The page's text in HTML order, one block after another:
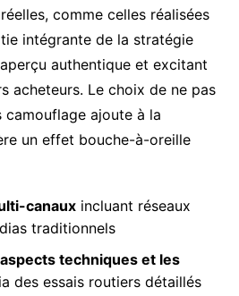
comme celles réalisées
intégrante de la stratégie
authentique et excitant
acheteurs. Le choix de ne pas
camouflage ajoute à la
un effet bouche-à-oreille
canauxincluant réseaux
traditionnels
techniques et les
des essais routiers détaillés